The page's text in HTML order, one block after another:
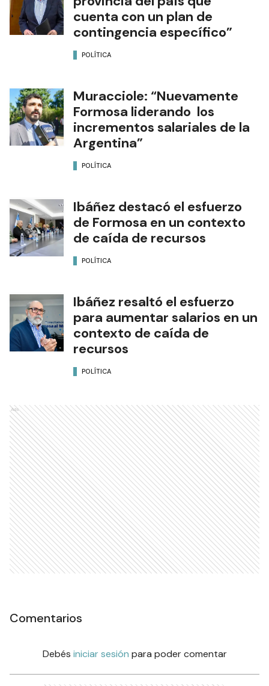
cuenta con un plan de
contingencia específico”
POLÍTICA
Muracciole: “Nuevamente
Formosa liderando los
incrementos salariales de la
Argentina”
POLÍTICA
Ibáñez destacó el esfuerzo
de Formosa en un contexto
de caída de recursos
POLÍTICA
Ibáñez resaltó el esfuerzo
para aumentar salarios en un
contexto de caída de
recursos
POLÍTICA
Ads
Comentarios
Debés iniciar sesión para poder comentar